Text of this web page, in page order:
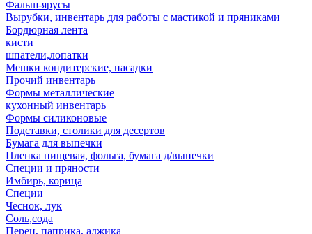
Фальш-ярусы
Вырубки, инвентарь для работы с мастикой и пряниками
Бордюрная лента
кисти
шпатели,лопатки
Мешки кондитерские, насадки
Прочий инвентарь
Формы металлические
кухонный инвентарь
Формы силиконовые
Подставки, столики для десертов
Бумага для выпечки
Пленка пищевая, фольга, бумага д/выпечки
Специи и пряности
Имбирь, корица
Специи
Чеснок, лук
Соль,сода
Перец, паприка, аджика